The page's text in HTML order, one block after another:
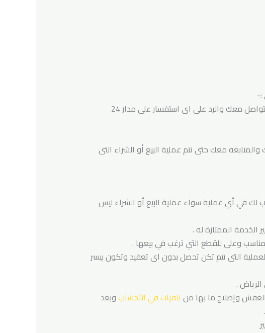
:-
الاتصال مباشرة برقم الهاتف المسجل على موقعنا الالكترونى ويقوم فريق خدمة العملاء بالتواصل معك والرد على اى استفسار على مدار 24
معك حتى تتم عملية البيع أو الشراء التى
لك في أي عملية سواء عملية البيع أو الشراء ليس
الخدمة الممتازة له .
وعلى للقطع التي ترغب في بيعها .
التى تتم تكن تحصل بدون اى تعقيد وتكون بيسر
.
وإصلاح ما بها من تلفيات في الأخشابوبعد